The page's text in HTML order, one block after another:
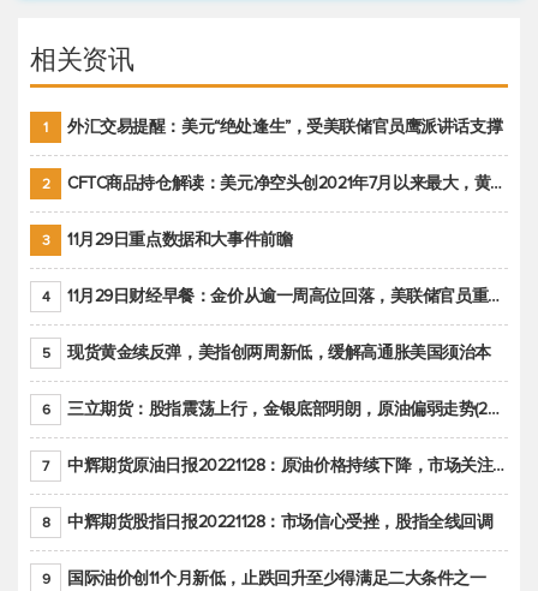
相关资讯
1 外汇交易提醒：美元“绝处逢生”，受美联储官员鹰派讲话支撑
2 CFTC商品持仓解读：美元净空头创2021年7月以来最大，黄金期货投机性净多头头寸减少
3 11月29日重点数据和大事件前瞻
4 11月29日财经早餐：金价从逾一周高位回落，美联储官员重申鹰派立场推动美元回升
5 现货黄金续反弹，美指创两周新低，缓解高通胀美国须治本
6 三立期货：股指震荡上行，金银底部明朗，原油偏弱走势(20221128收评)
7 中辉期货原油日报20221128：原油价格持续下降，市场关注OPEC+新一轮产能政策
8 中辉期货股指日报20221128：市场信心受挫，股指全线回调
9 国际油价创11个月新低，止跌回升至少得满足二大条件之一